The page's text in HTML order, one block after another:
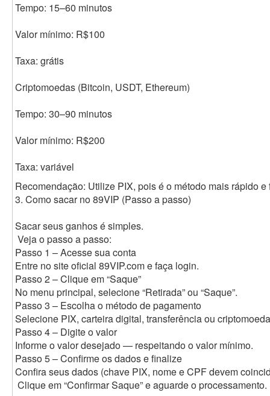
Tempo: 15–60 minutos
Valor mínimo: R$100
Taxa: grátis
Criptomoedas (Bitcoin, USDT, Ethereum)
Tempo: 30–90 minutos
Valor mínimo: R$200
Taxa: variável
Recomendação: Utilize PIX, pois é o método mais rápido
3. Como sacar no 89VIP (Passo a passo)
Sacar seus ganhos é simples.
Veja o passo a passo:
Passo 1 – Acesse sua conta
Entre no site oficial 89VIP.com e faça login.
Passo 2 – Clique em “Saque”
No menu principal, selecione “Retirada” ou “Saque”.
Passo 3 – Escolha o método de pagamento
Selecione PIX, carteira digital, transferência ou
Passo 4 – Digite o valor
Informe o valor desejado — respeitando o valor mínimo.
Passo 5 – Confirme os dados e finalize
Confira seus dados (chave PIX, nome e CPF devem
Clique em “Confirmar Saque” e aguarde o processamento.